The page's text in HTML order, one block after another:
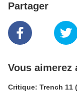
Partager
Vous aimerez
Critique: Trench 11